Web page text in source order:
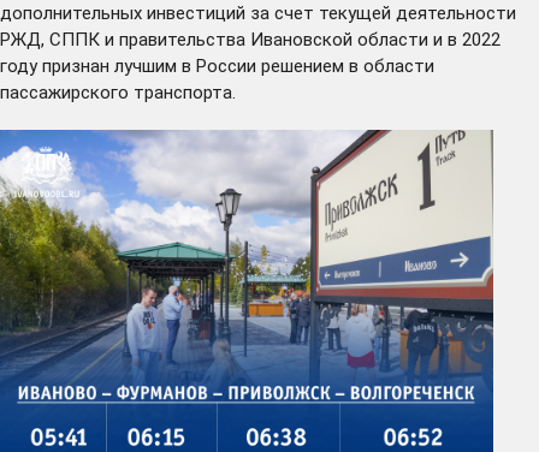
дополнительных инвестиций за счет текущей деятельности
РЖД, СППК и правительства Ивановской области и в 2022
году признан лучшим в России решением в области
пассажирского транспорта.